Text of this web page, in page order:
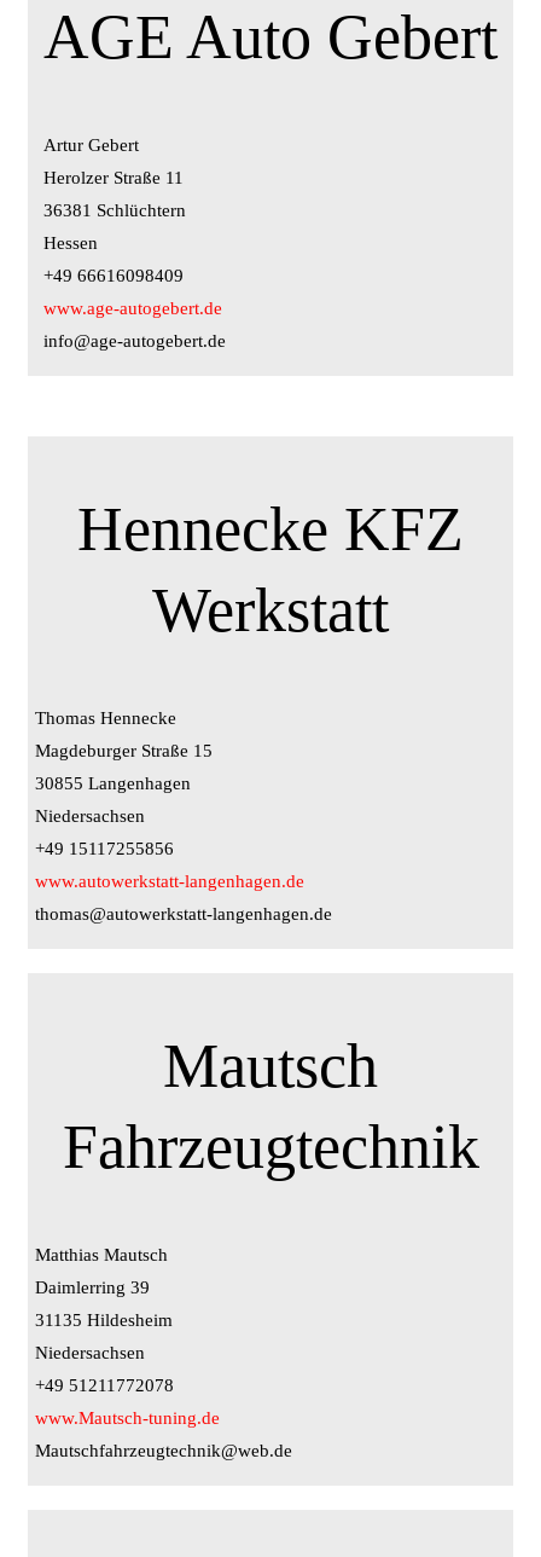
AGE Auto Gebert
Artur Gebert
Herolzer Straße 11
36381 Schlüchtern
Hessen
+49 66616098409
www.age-autogebert.de
info@age-autogebert.de
Hennecke KFZ
Werkstatt
Thomas Hennecke
Magdeburger Straße 15
30855 Langenhagen
Niedersachsen
+49 15117255856
www.autowerkstatt-langenhagen.de
thomas@autowerkstatt-langenhagen.de
Mautsch
Fahrzeugtechnik
Matthias Mautsch
Daimlerring 39
31135 Hildesheim
Niedersachsen
+49 51211772078
www.Mautsch-tuning.de
Mautschfahrzeugtechnik@web.de